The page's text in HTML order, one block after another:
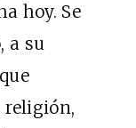
hoy. Se
a su
religión,